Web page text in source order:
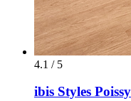
4.1 / 5
ibis Styles